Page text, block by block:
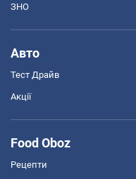
ЗНО
Авто
Тест Драйв
Акції
Food Oboz
Рецепти